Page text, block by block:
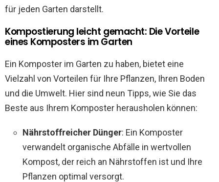
für jeden Garten darstellt.
Kompostierung leicht gemacht: Die Vorteile
eines Komposters im Garten
Ein Komposter im Garten zu haben, bietet eine
Vielzahl von Vorteilen für Ihre Pflanzen, Ihren Boden
und die Umwelt. Hier sind neun Tipps, wie Sie das
Beste aus Ihrem Komposter herausholen können:
Nährstoffreicher Dünger: Ein Komposter
verwandelt organische Abfälle in wertvollen
Kompost, der reich an Nährstoffen ist und Ihre
Pflanzen optimal versorgt.